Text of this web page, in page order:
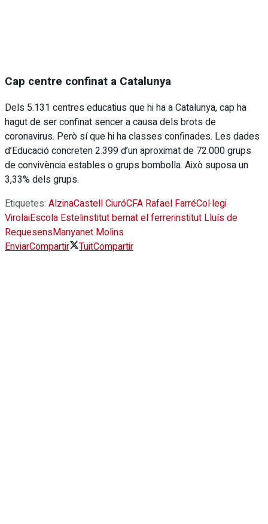
Cap centre confinat a Catalunya
Dels 5.131 centres educatius que hi ha a Catalunya, cap ha
hagut de ser confinat sencer a causa dels brots de
coronavirus. Però sí que hi ha classes confinades. Les dades
d’Educació concreten 2.399 d’un aproximat de 72.000 grups
de convivència estables o grups bombolla. Això suposa un
3,33% dels grups.
Etiquetes: AlzinaCastell CiuróCFA Rafael FarréCol·legi
VirolaiEscola Estelinstitut bernat el ferrerinstitut Lluís de
RequesensManyanet Molins
EnviarCompartir TuitCompartir